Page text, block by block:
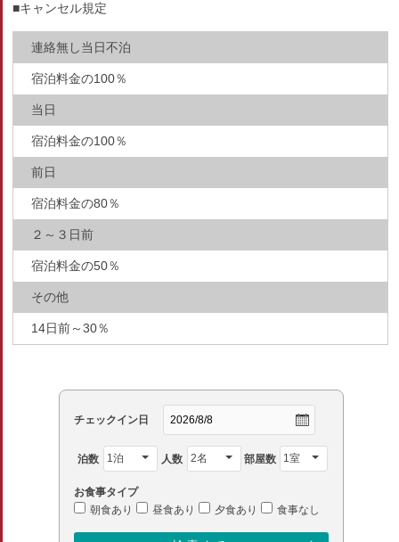
■キャンセル規定
連絡無し当日不泊
宿泊料金の100％
当日
宿泊料金の100％
前日
宿泊料金の80％
２～３日前
宿泊料金の50％
その他
14日前～30％
チェックイン日
泊数 人数 部屋数
お食事タイプ
朝食あり
昼食あり 夕食あり 食事なし